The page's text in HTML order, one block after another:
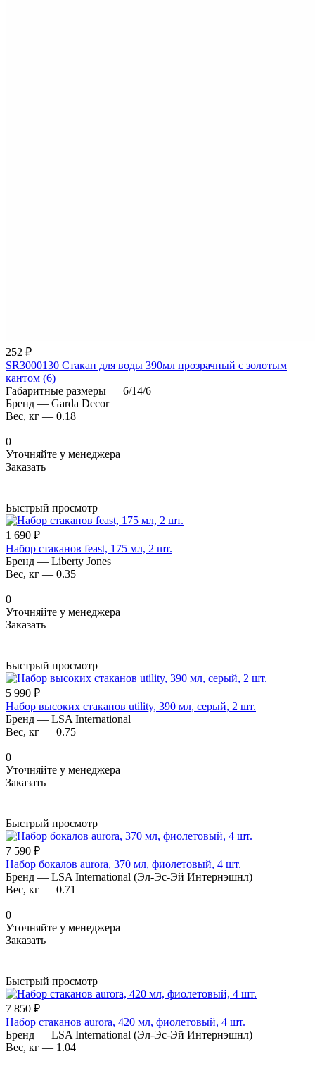
252 ₽
SR3000130 Стакан для воды 390мл прозрачный с золотым
кантом (6)
Габаритные размеры — 6/14/6
Бренд — Garda Decor
Вес, кг — 0.18
0
Уточняйте у менеджера
Заказать
Быстрый просмотр
1 690 ₽
Набор стаканов feast, 175 мл, 2 шт.
Бренд — Liberty Jones
Вес, кг — 0.35
0
Уточняйте у менеджера
Заказать
Быстрый просмотр
5 990 ₽
Набор высоких стаканов utility, 390 мл, серый, 2 шт.
Бренд — LSA International
Вес, кг — 0.75
0
Уточняйте у менеджера
Заказать
Быстрый просмотр
7 590 ₽
Набор бокалов aurora, 370 мл, фиолетовый, 4 шт.
Бренд — LSA International (Эл-Эс-Эй Интернэшнл)
Вес, кг — 0.71
0
Уточняйте у менеджера
Заказать
Быстрый просмотр
7 850 ₽
Набор стаканов aurora, 420 мл, фиолетовый, 4 шт.
Бренд — LSA International (Эл-Эс-Эй Интернэшнл)
Вес, кг — 1.04